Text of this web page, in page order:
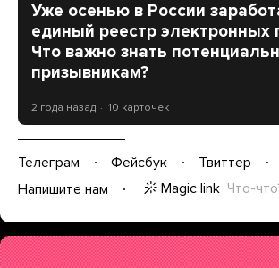
Уже осенью в России
единый реестр электронных
Что важно знать
призывникам?
2 года назад 10 карточек
Телеграм Фейсбук Твиттер
Напишите нам
Magic link Что-